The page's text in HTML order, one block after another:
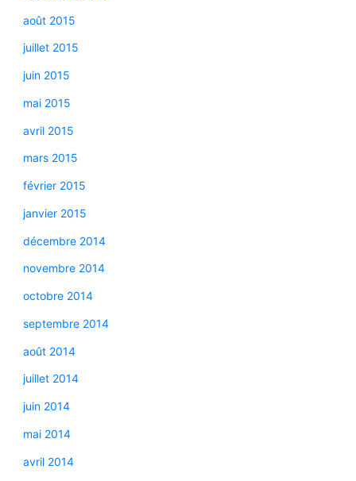
août 2015
juillet 2015
juin 2015
mai 2015
avril 2015
mars 2015
février 2015
janvier 2015
décembre 2014
novembre 2014
octobre 2014
septembre 2014
août 2014
juillet 2014
juin 2014
mai 2014
avril 2014